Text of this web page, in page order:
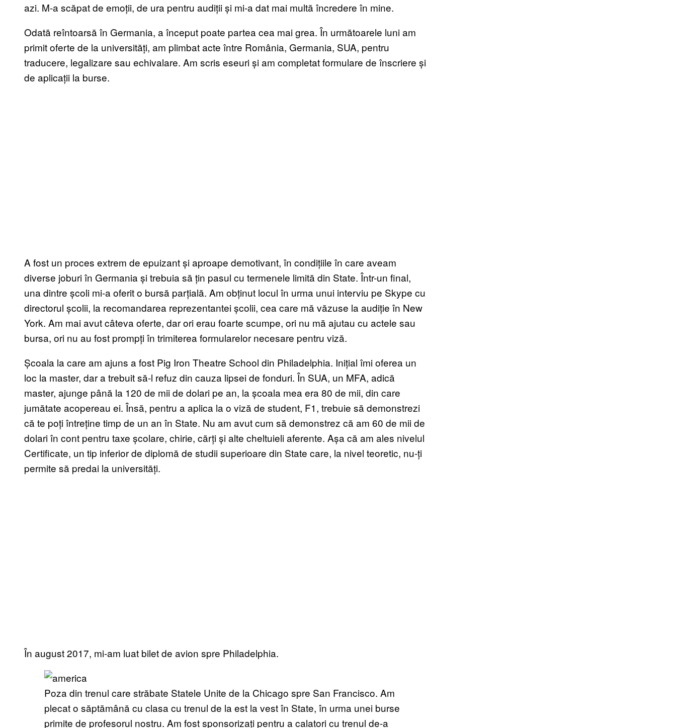
azi. M-a scăpat de emoții, de ura pentru audiții și mi-a dat mai multă încredere în mine.
Odată reîntoarsă în Germania, a început poate partea cea mai grea. În următoarele luni am
primit oferte de la universități, am plimbat acte între România, Germania, SUA, pentru
traducere, legalizare sau echivalare. Am scris eseuri și am completat formulare de înscriere și
de aplicații la burse.
A fost un proces extrem de epuizant și aproape demotivant, în condițiile în care aveam
diverse joburi în Germania și trebuia să țin pasul cu termenele limită din State. Într-un final,
una dintre școli mi-a oferit o bursă parțială. Am obținut locul în urma unui interviu pe Skype cu
directorul școlii, la recomandarea reprezentantei școlii, cea care mă văzuse la audiție în New
York. Am mai avut câteva oferte, dar ori erau foarte scumpe, ori nu mă ajutau cu actele sau
bursa, ori nu au fost prompți în trimiterea formularelor necesare pentru viză.
Școala la care am ajuns a fost Pig Iron Theatre School din Philadelphia. Inițial îmi oferea un
loc la master, dar a trebuit să-l refuz din cauza lipsei de fonduri. În SUA, un MFA, adică
master, ajunge până la 120 de mii de dolari pe an, la școala mea era 80 de mii, din care
jumătate acopereau ei. Însă, pentru a aplica la o viză de student, F1, trebuie să demonstrezi
că te poți întreține timp de un an în State. Nu am avut cum să demonstrez că am 60 de mii de
dolari în cont pentru taxe școlare, chirie, cărți și alte cheltuieli aferente. Așa că am ales nivelul
Certificate, un tip inferior de diplomă de studii superioare din State care, la nivel teoretic, nu-ți
permite să predai la universități.
În august 2017, mi-am luat bilet de avion spre Philadelphia.
Poza din trenul care străbate Statele Unite de la Chicago spre San Francisco. Am
plecat o săptămână cu clasa cu trenul de la est la vest în State, în urma unei burse
primite de profesorul nostru. Am fost sponsorizați pentru a calatori cu trenul de-a